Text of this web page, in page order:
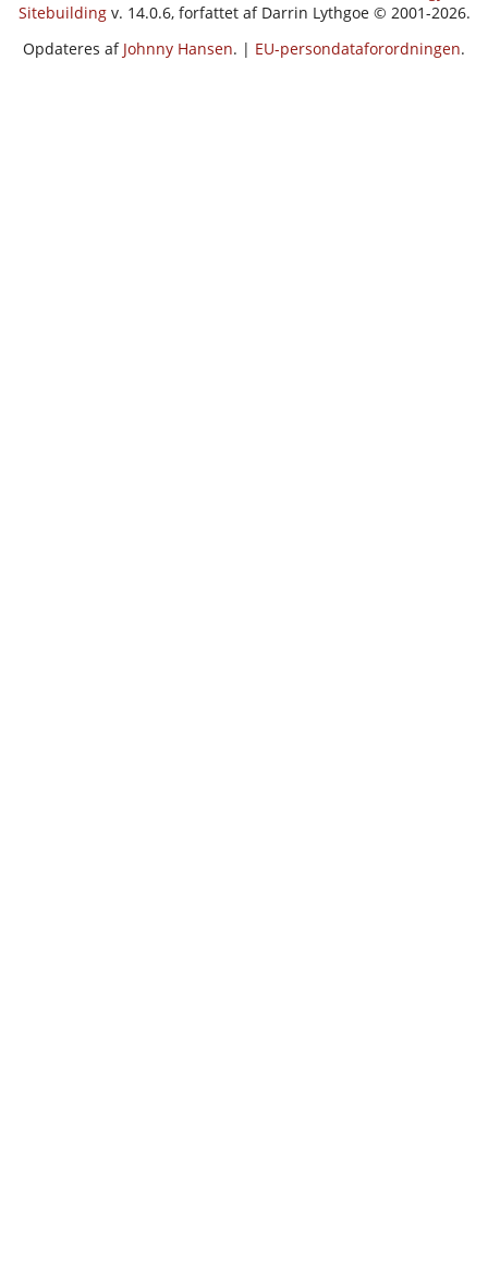
Sitebuildingv. 14.0.6, forfattet af Darrin Lythgoe © 2001-2026.
Opdateres af Johnny Hansen. | EU-persondataforordningen.